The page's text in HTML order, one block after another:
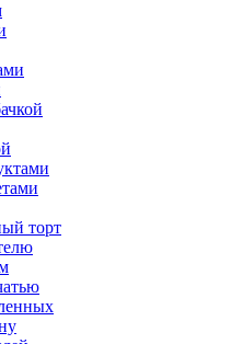
торт